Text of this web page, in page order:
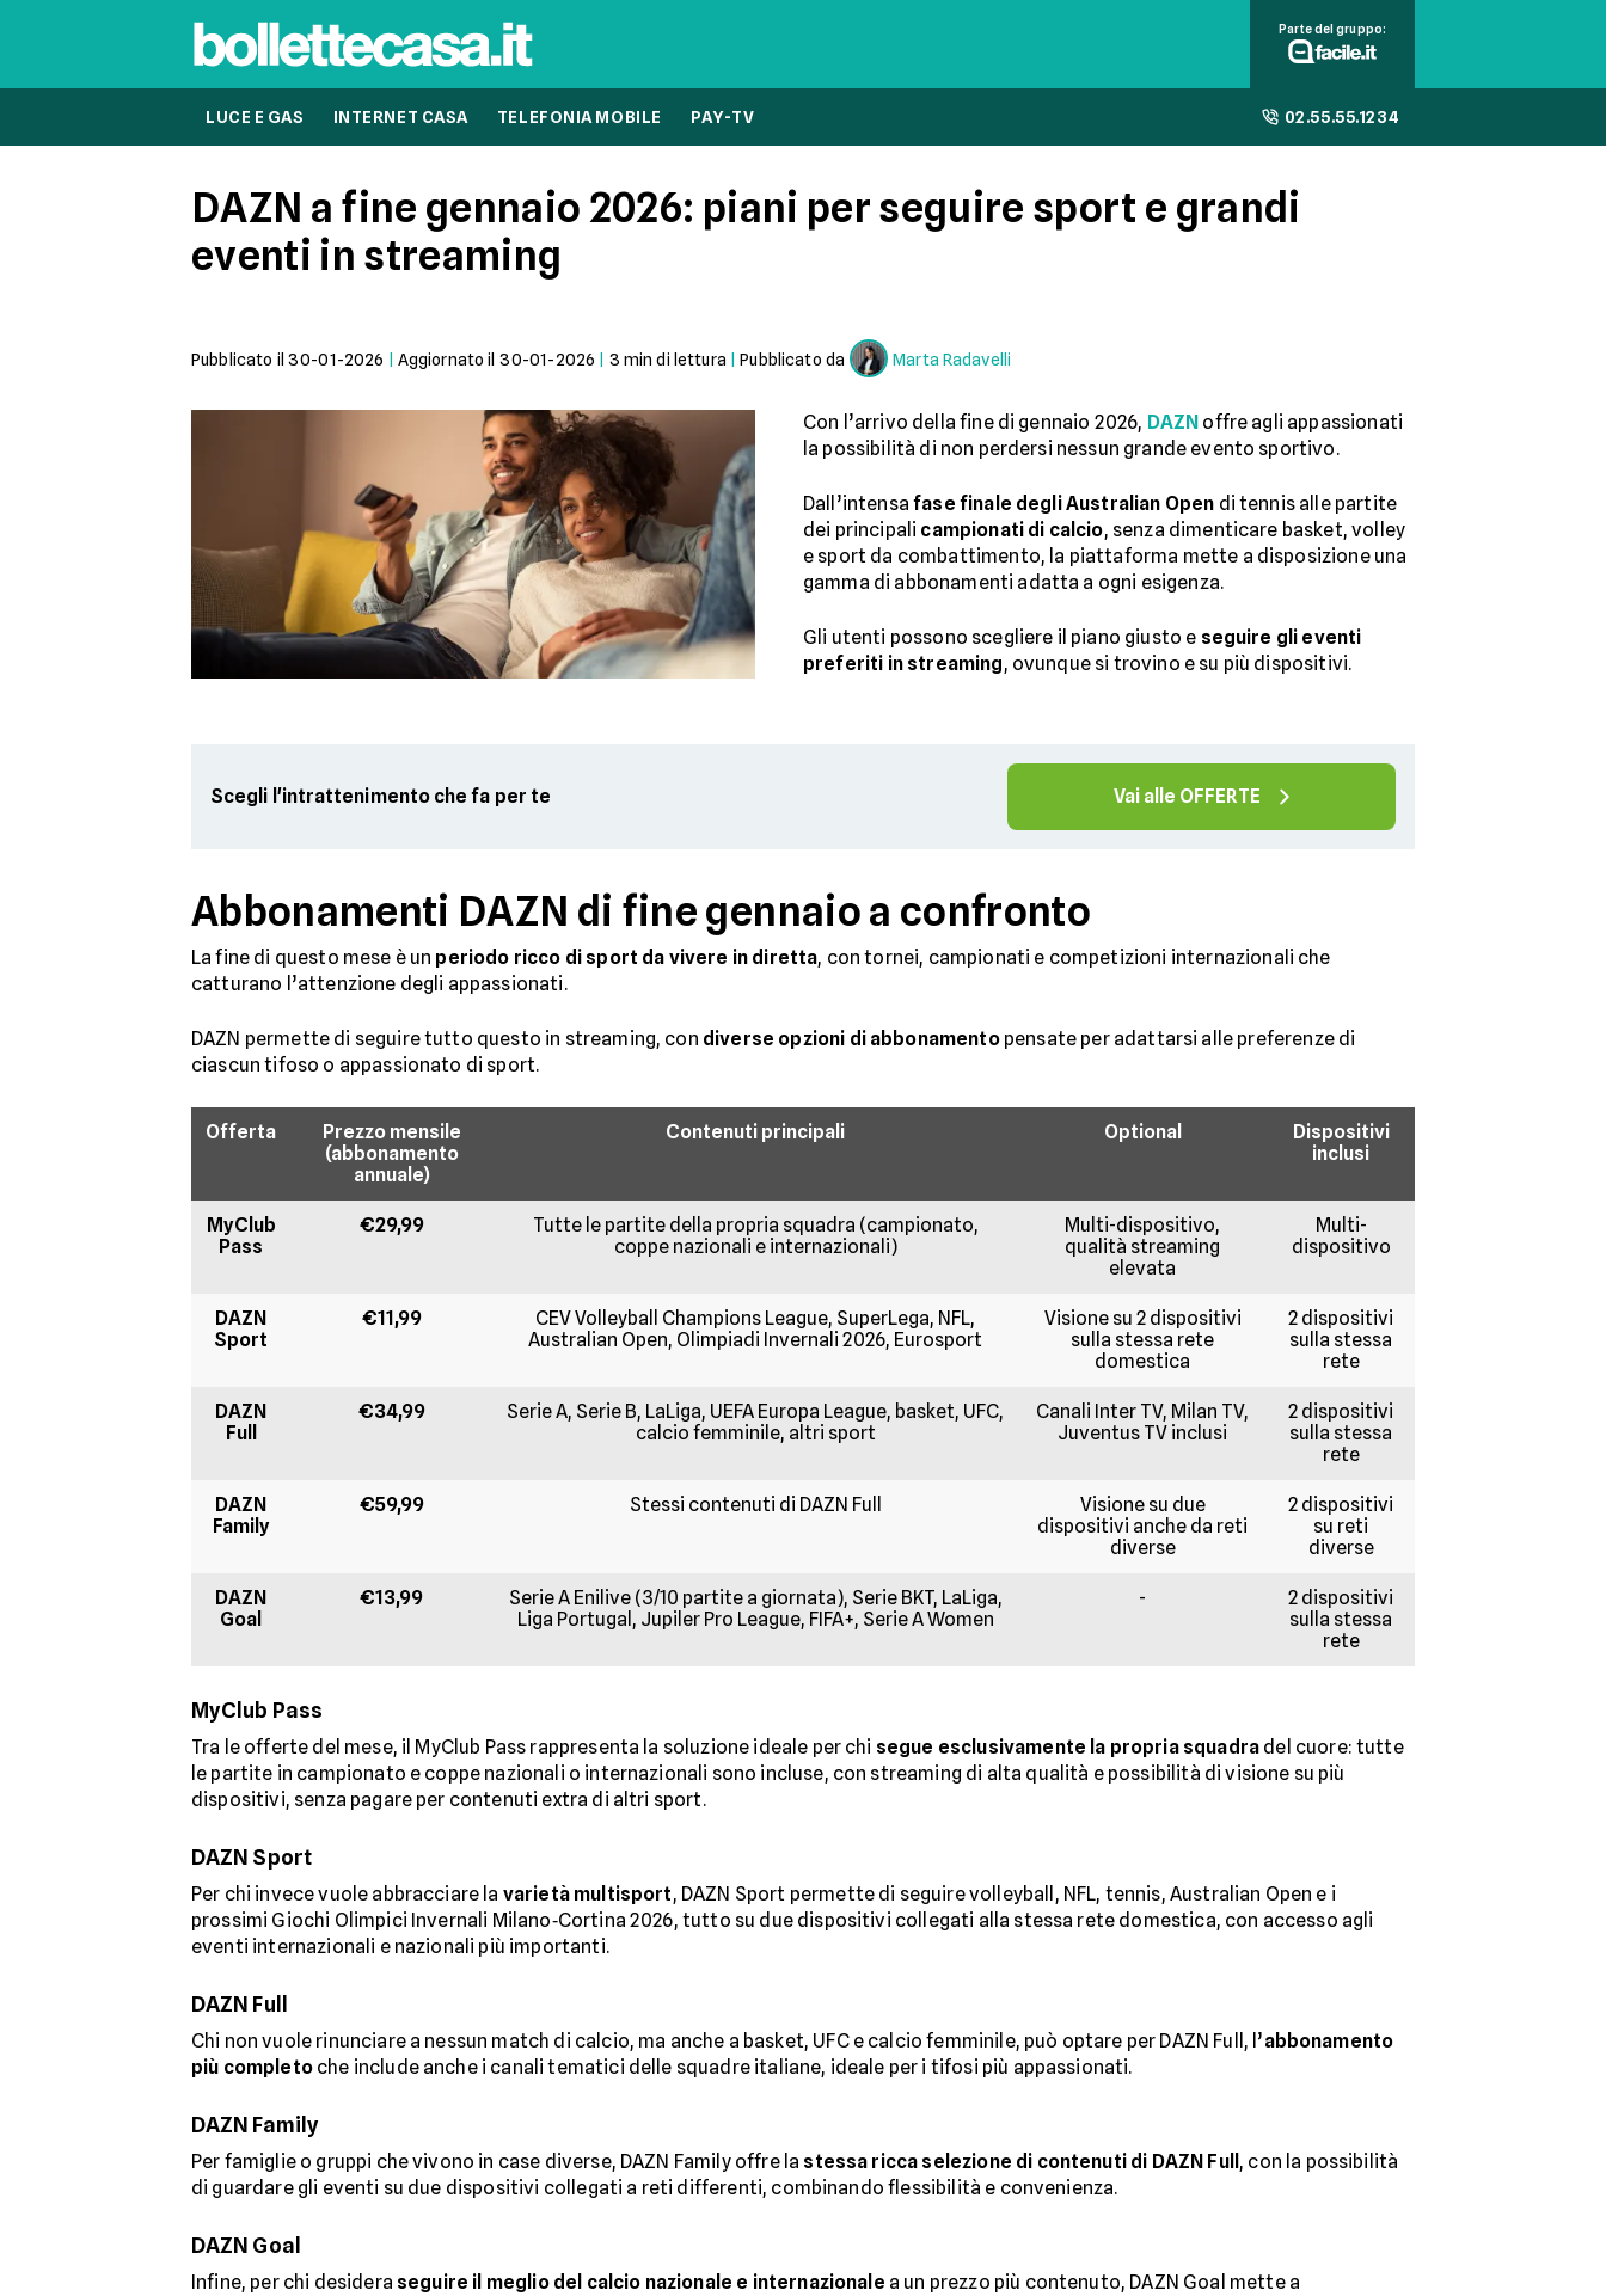
LUCE E GAS INTERNET CASA TELEFONIA MOBILE PAY-TV 02.55.55.1234
Parte del gruppo:
DAZN a fine gennaio 2026: piani per seguire sport e grandi
eventi in streaming
Pubblicato il 30-01-2026 Aggiornato il 30-01-2026 3 min di lettura |Pubblicato da Marta Radavelli
Con l’arrivo della fine di gennaio 2026, DAZN offre agli appassionati
la possibilità di non perdersi nessun grande evento sportivo.
Dall’intensafase finale degli Australian Open di tennis alle partite
dei principali campionati di calcio, senza dimenticare basket, volley
e sport da combattimento, la piattaforma mette a disposizione una
gamma di abbonamenti adatta a ogni esigenza.
Gli utenti possono scegliere il piano giusto e seguire gli eventi
preferiti in streaming, ovunque si trovino e su più dispositivi.
Scegli l'intrattenimento che fa per te Vai alle OFFERTE
Abbonamenti DAZN di fine gennaio a confronto
La fine di questo mese è un periodo ricco di sport da vivere in diretta, con tornei, campionati e competizioni internazionali che
catturano l’attenzione degli appassionati.
DAZN permette di seguire tutto questo in streaming, con diverse opzioni di abbonamentopensate per adattarsi alle preferenze di
ciascun tifoso o appassionato di sport.
Offerta
Prezzo mensile
(abbonamento
annuale)
Contenuti principali Optional
Dispositivi
inclusi
MyClub
Pass
€29,99
Tutte le partite della propria squadra (campionato,
coppe nazionali e internazionali)
Multi-dispositivo,
qualità streaming
elevata
Multi-
dispositivo
DAZN
Sport
€11,99
CEV Volleyball Champions League, SuperLega, NFL,
Australian Open, Olimpiadi Invernali 2026, Eurosport
Visione su 2 dispositivi
sulla stessa rete
domestica
2 dispositivi
sulla stessa
rete
DAZN
Full
€34,99
Serie A, Serie B, LaLiga, UEFA Europa League, basket, UFC,
calcio femminile, altri sport
Canali Inter TV, Milan TV,
Juventus TV inclusi
2 dispositivi
sulla stessa
rete
DAZN
Family
€59,99 Stessi contenuti di DAZN Full
Visione su due
dispositivi anche da reti
diverse
2 dispositivi
su reti
diverse
DAZN
Goal
€13,99
Serie A Enilive (3/10 partite a giornata), Serie BKT, LaLiga,
Liga Portugal, Jupiler Pro League, FIFA+, Serie A Women
-
2 dispositivi
sulla stessa
rete
MyClub Pass
Tra le offerte del mese, il MyClub Pass rappresenta la soluzione ideale per chi segue esclusivamente la propria squadra del cuore: tutte
le partite in campionato e coppe nazionali o internazionali sono incluse, con streaming di alta qualità e possibilità di visione su più
dispositivi, senza pagare per contenuti extra di altri sport.
DAZN Sport
Per chi invece vuole abbracciare la varietà multisport, DAZN Sport permette di seguire volleyball, NFL, tennis, Australian Open e i
prossimi Giochi Olimpici Invernali Milano‑Cortina 2026, tutto su due dispositivi collegati alla stessa rete domestica, con accesso agli
eventi internazionali e nazionali più importanti.
DAZN Full
Chi non vuole rinunciare a nessun match di calcio, ma anche a basket, UFC e calcio femminile, può optare per DAZN Full, l’abbonamento
più completoche include anche i canali tematici delle squadre italiane, ideale per i tifosi più appassionati.
DAZN Family
Per famiglie o gruppi che vivono in case diverse, DAZN Family offre la stessa ricca selezione di contenuti di DAZN Full , con la possibilità
di guardare gli eventi su due dispositivi collegati a reti differenti, combinando flessibilità e convenienza.
DAZN Goal
Infine, per chi desidera seguire il meglio del calcio nazionale e internazionale a un prezzo più contenuto, DAZN Goal mette a